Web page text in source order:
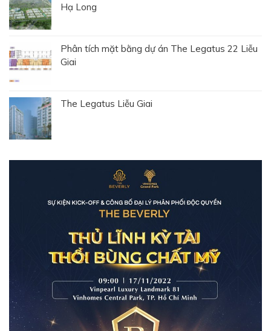
Hạ Long
Phân tích mặt bằng dự án The Legatus 22 Liễu
Giai
The Legatus Liễu Giai